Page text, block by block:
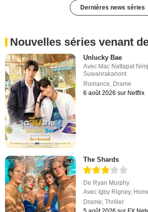
Dernières news séries
Nouvelles séries venant
Unlucky Bae
Avec Mac Nattapat
Suwanrakanont
Romance Drame
6 août 2026 sur Netflix
The Shards
De Ryan Murphy
Avec Igby Rigney,
Drame,Thriller